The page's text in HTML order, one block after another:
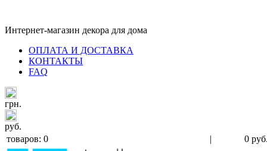
Интернет-магазин декора для дома
ОПЛАТА И ДОСТАВКА
КОНТАКТЫ
FAQ
грн.
руб.
товаров: 0
| 0